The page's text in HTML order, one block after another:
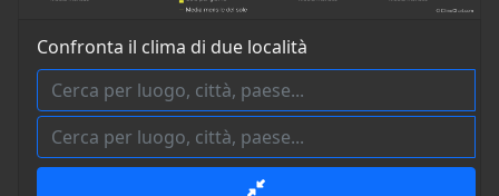
Confronta il clima di due località